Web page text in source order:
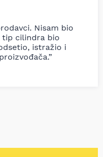
Nisam bio
tip cilindra bio
istražio i